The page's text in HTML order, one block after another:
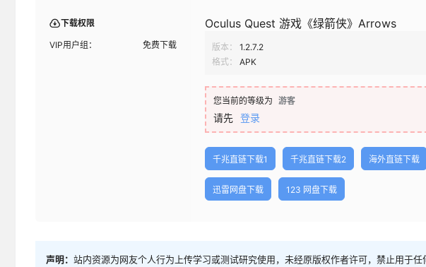
下载权限
VIP用户组： 免费下载
Oculus Quest 游戏《绿箭侠》Arrows
版本： 1.2.7.2
格式：
APK
您当前的等级为 游客
请先 登录
千兆直链下载1 千兆直链下载2 海外直链下载
迅雷网盘下载 123 网盘下载
声明： 站内资源为网友个人行为上传学习或测试研究使用，未经原版权作者许可，禁止用于